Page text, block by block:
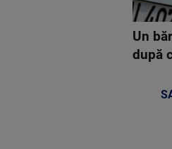
Un
după